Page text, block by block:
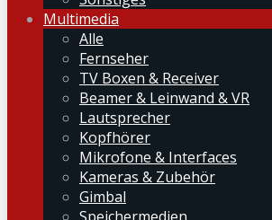
Multimedia
Alle
Fernseher
TV Boxen & Receiver
Beamer & Leinwand & VR
Lautsprecher
Kopfhörer
Mikrofone & Interfaces
Kameras & Zubehör
Gimbal